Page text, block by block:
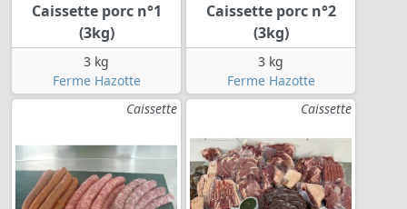
Caissette porc n°1
(3kg)
3 kg
Ferme Hazotte
Caissette porc n°2
(3kg)
3 kg
Ferme Hazotte
Caissette
Caissette